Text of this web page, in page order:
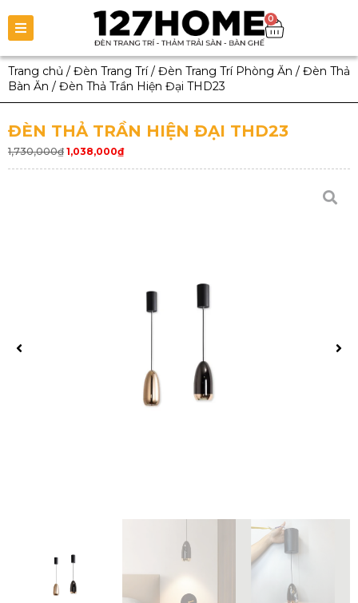
0
Trang chủ / Đèn Trang Trí/ Đèn Trang Trí Phòng Ăn / Đèn Thả
Bàn Ăn / Đèn Thả Trần Hiện Đại THD23
ĐÈN THẢ TRẦN HIỆN ĐẠI THD23
1,730,000₫ 1,038,000₫